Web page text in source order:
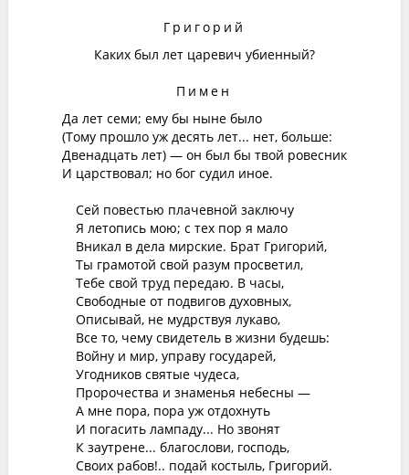
Григорий
Каких был лет царевич убиенный?
Пимен
Да лет семи; ему бы ныне было
(Тому прошло уж десять лет... нет, больше:
Двенадцать лет) — он был бы твой ровесник
И царствовал; но бог судил иное.
Сей повестью плачевной заключу
Я летопись мою; с тех пор я мало
Вникал в дела мирские. Брат Григорий,
Ты грамотой свой разум просветил,
Тебе свой труд передаю. В часы,
Свободные от подвигов духовных,
Описывай, не мудрствуя лукаво,
Все то, чему свидетель в жизни будешь:
Войну и мир, управу государей,
Угодников святые чудеса,
Пророчества и знаменья небесны —
А мне пора, пора уж отдохнуть
И погасить лампаду... Но звонят
К заутрене... благослови, господь,
Своих рабов!.. подай костыль, Григорий.